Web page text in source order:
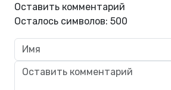
Оставить комментарий
Осталось символов: 500